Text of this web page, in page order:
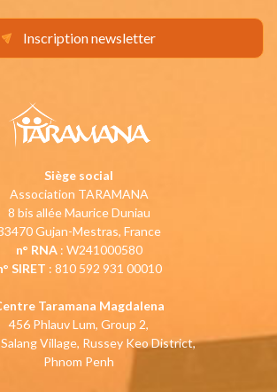
Inscription newsletter
Siège social
Association TARAMANA
8 bis allée Maurice Duniau
Gujan-Mestras, France
n° RNA: W241000580
SIRET : 810 592 931 00010
Taramana Magdalena
456 Phlauv Lum, Group 2,
Village, Russey Keo District,
Phnom Penh